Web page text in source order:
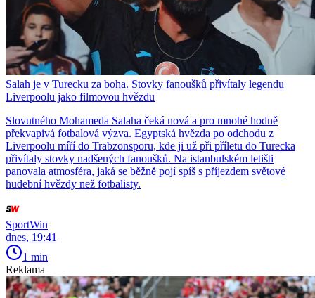
Salah je v Turecku za boha. Stovky fanoušků přivítaly legendu
Liverpoolu jako filmovou hvězdu
Slovutného Mohameda Salaha čeká nová a pro mnohé hodně
překvapivá fotbalová výzva. Egyptská hvězda po odchodu z
Liverpoolu míří do Trabzonsporu, kde ji už při příletu do Turecka
přivítaly stovky nadšených fanoušků. Na istanbulském letišti
panovala atmosféra, jaká se běžně pojí spíš s příjezdem světové
hudební hvězdy než fotbalisty.
SportWin
dnes, 19:41
1 min
Reklama